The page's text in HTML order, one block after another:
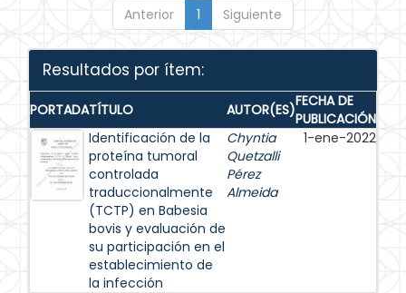
Anterior 1 Siguiente
Resultados por ítem:
PORTADATÍTULO AUTOR(ES)FECHA DE
PUBLICACIÓN
Identificación de la
proteína tumoral
controlada
traduccionalmente
(TCTP) en Babesia
bovis y evaluación de
su participación en el
establecimiento de
la infección
Chyntia
Quetzalli
Pérez
Almeida
1-ene-2022